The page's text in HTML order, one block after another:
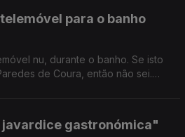
para o banho
nu, durante o banho. Se isto
de Coura, então não sei.
javardice gastronómica"